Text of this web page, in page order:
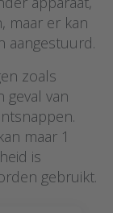
maar er kan
aangestuurd.
zoals
geval van
maar 1
is
gebruikt.